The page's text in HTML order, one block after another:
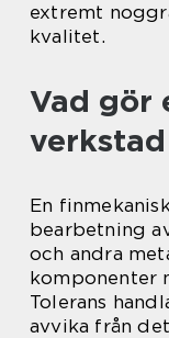
extremt
kvalitet.
Vad gör
En
bearbetning
och andra
komponenter
Tolerans
avvika från